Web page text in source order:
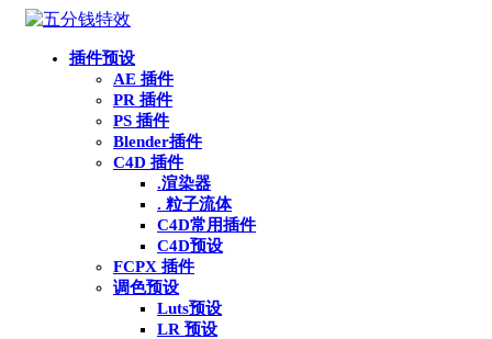
插件预设
AE 插件
PR 插件
PS 插件
Blender插件
C4D 插件
.渲染器
. 粒子流体
C4D常用插件
C4D预设
FCPX 插件
调色预设
Luts预设
LR 预设